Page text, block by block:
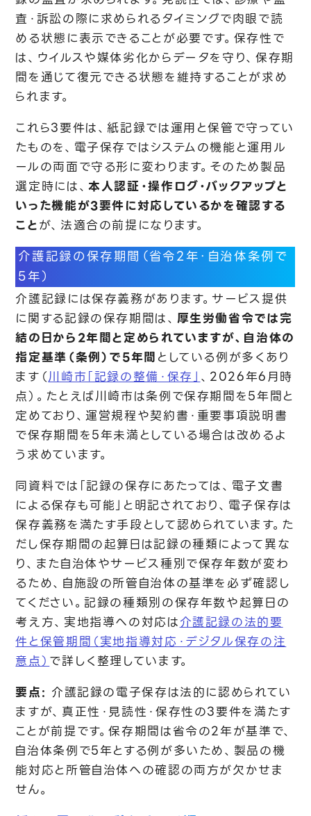
査・訴訟の際に求められるタイミングで肉眼で読
める状態に表示できることが必要です。保存性で
は、ウイルスや媒体劣化からデータを守り、保存期
間を通じて復元できる状態を維持することが求め
られます。
これら3要件は、紙記録では運用と保管で守ってい
たものを、電子保存ではシステムの機能と運用ル
ールの両面で守る形に変わります。そのため製品
選定時には、本人認証・操作ログ・バックアップと
いった機能が3要件に対応しているかを確認する
ことが、法適合の前提になります。
介護記録の保存期間（省令2年・自治体条例で
5年）
介護記録には保存義務があります。サービス提供
に関する記録の保存期間は、 厚生労働省令では完
結の日から2年間と定められていますが、 自治体の
指定基準（条例）で5年間としている例が多くあり
ます（川崎市「記録の整備・保存」、2026年6月時
点）。たとえば川崎市は条例で保存期間を5年間と
定めており、運営規程や契約書・重要事項説明書
で保存期間を5年未満としている場合は改めるよ
う求めています。
同資料では「記録の保存にあたっては、電子文書
による保存も可能」と明記されており、電子保存は
保存義務を満たす手段として認められています。た
だし保存期間の起算日は記録の種類によって異な
り、また自治体やサービス種別で保存年数が変わ
るため、自施設の所管自治体の基準を必ず確認し
てください。記録の種類別の保存年数や起算日の
考え方、実地指導への対応は介護記録の法的要
件と保管期間（実地指導対応・デジタル保存の注
意点）で詳しく整理しています。
要点: 介護記録の電子保存は法的に認められてい
ますが、真正性・見読性・保存性の3要件を満たす
ことが前提です。保存期間は省令の2年が基準で、
自治体条例で5年とする例が多いため、製品の機
能対応と所管自治体への確認の両方が欠かせま
せん。